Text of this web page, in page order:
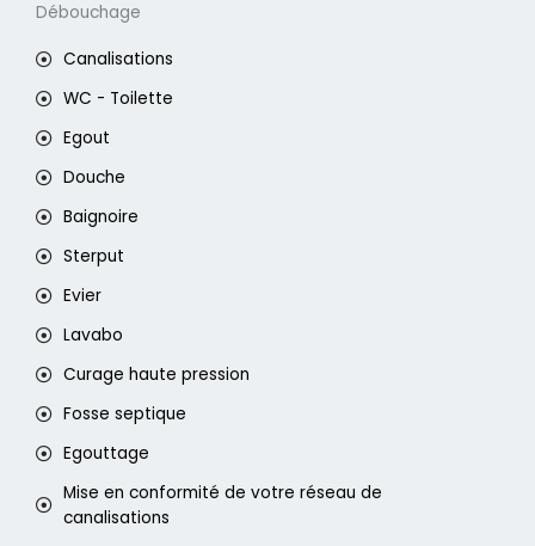
Débouchage
Canalisations
WC - Toilette
Egout
Douche
Baignoire
Sterput
Evier
Lavabo
Curage haute pression
Fosse septique
Egouttage
Mise en conformité de votre réseau de
canalisations